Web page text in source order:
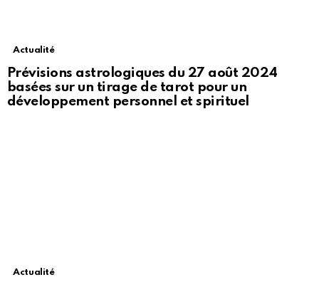
Actualité
Prévisions astrologiques du 27 août 2024
basées sur un tirage de tarot pour un
développement personnel et spirituel
Actualité